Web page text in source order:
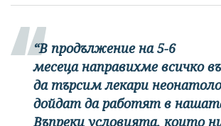
“В продължение на 5-6
месеца направихме всичко
да търсим лекари
дойдат да работят в
Въпреки условията, които